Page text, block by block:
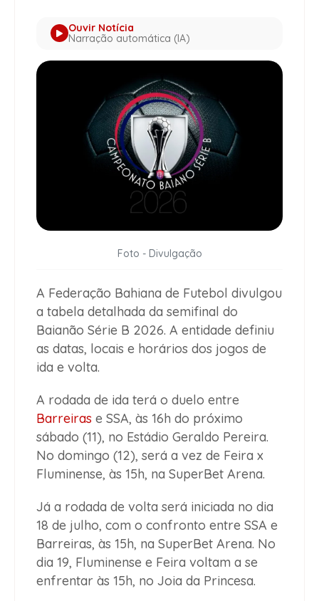
Ouvir Notícia
Narração automática (IA)
Foto - Divulgação
A Federação Bahiana de Futebol divulgou
a tabela detalhada da semifinal do
Baianão Série B 2026. A entidade definiu
as datas, locais e horários dos jogos de
ida e volta.
A rodada de ida terá o duelo entre
Barreiras e SSA, às 16h do próximo
sábado (11), no Estádio Geraldo Pereira.
No domingo (12), será a vez de Feira x
Fluminense, às 15h, na SuperBet Arena.
Já a rodada de volta será iniciada no dia
18 de julho, com o confronto entre SSA e
Barreiras, às 15h, na SuperBet Arena. No
dia 19, Fluminense e Feira voltam a se
enfrentar às 15h, no Joia da Princesa.